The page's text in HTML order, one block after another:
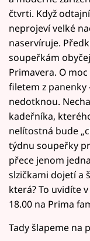
čtvrti. Když
neprojeví velké
naservíruje.
soupeřkám
Primavera. O
filetem z panenky
nedotknou.
kadeřníka,
nelítostná bude
týdnu soupeřky
přece jenom
slzičkami dojetí a
která? To uvidíte
18.00 na Prima
Tady šlapeme na